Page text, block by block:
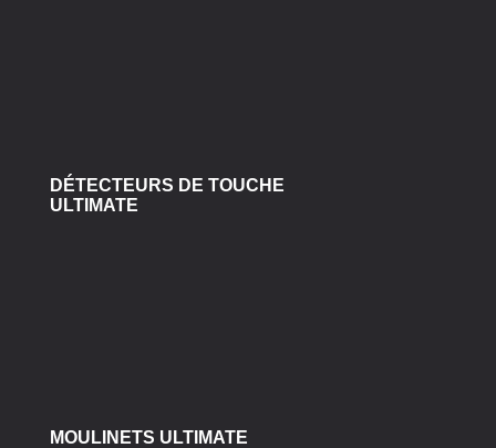
DÉTECTEURS DE TOUCHE
ULTIMATE
MOULINETS ULTIMATE